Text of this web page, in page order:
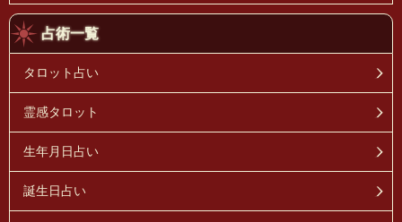
占術一覧
タロット占い
霊感タロット
生年月日占い
誕生日占い